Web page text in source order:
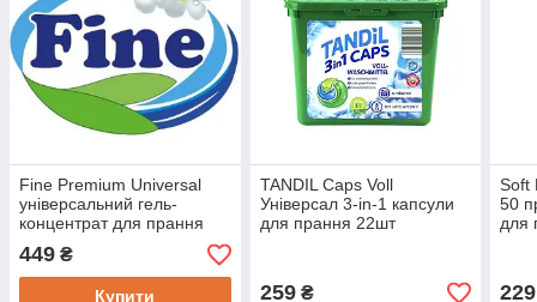
Fine Premium Universal
універсальний гель-
концентрат для прання
449 ₴
Купити
TANDIL Caps Voll
Універсал 3-in-1 капсули
для прання 22шт
259₴
Soft
50
для
229